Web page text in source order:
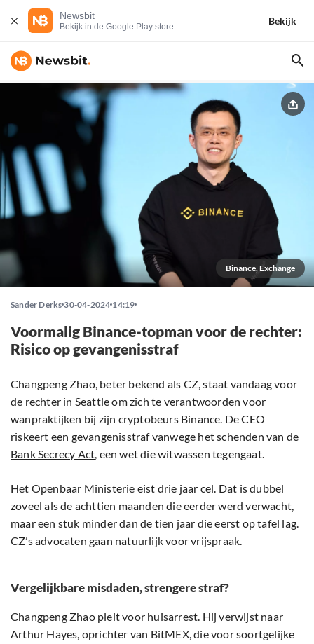
Newsbit
Bekijk in de Google Play store
Bekijk
Binance, Exchange
Sander Derks 30-04-2024 14:19
Voormalig Binance-topman voor de rechter:
Risico op gevangenisstraf
Changpeng Zhao, beter bekend als CZ, staat vandaag voor
de rechter in Seattle om zich te verantwoorden voor
wanpraktijken bij zijn cryptobeurs Binance. De CEO
riskeert een gevangenisstraf vanwege het schenden van de
Bank Secrecy Act, een wet die witwassen tegengaat.
Het Openbaar Ministerie eist drie jaar cel. Dat is dubbel
zoveel als de achttien maanden die eerder werd verwacht,
maar een stuk minder dan de tien jaar die eerst op tafel lag.
CZ’s advocaten gaan natuurlijk voor vrijspraak.
Vergelijkbare misdaden, strengere straf?
Changpeng Zhaopleit voor huisarrest. Hij verwijst naar
Arthur Hayes, oprichter van BitMEX, die voor soortgelijke